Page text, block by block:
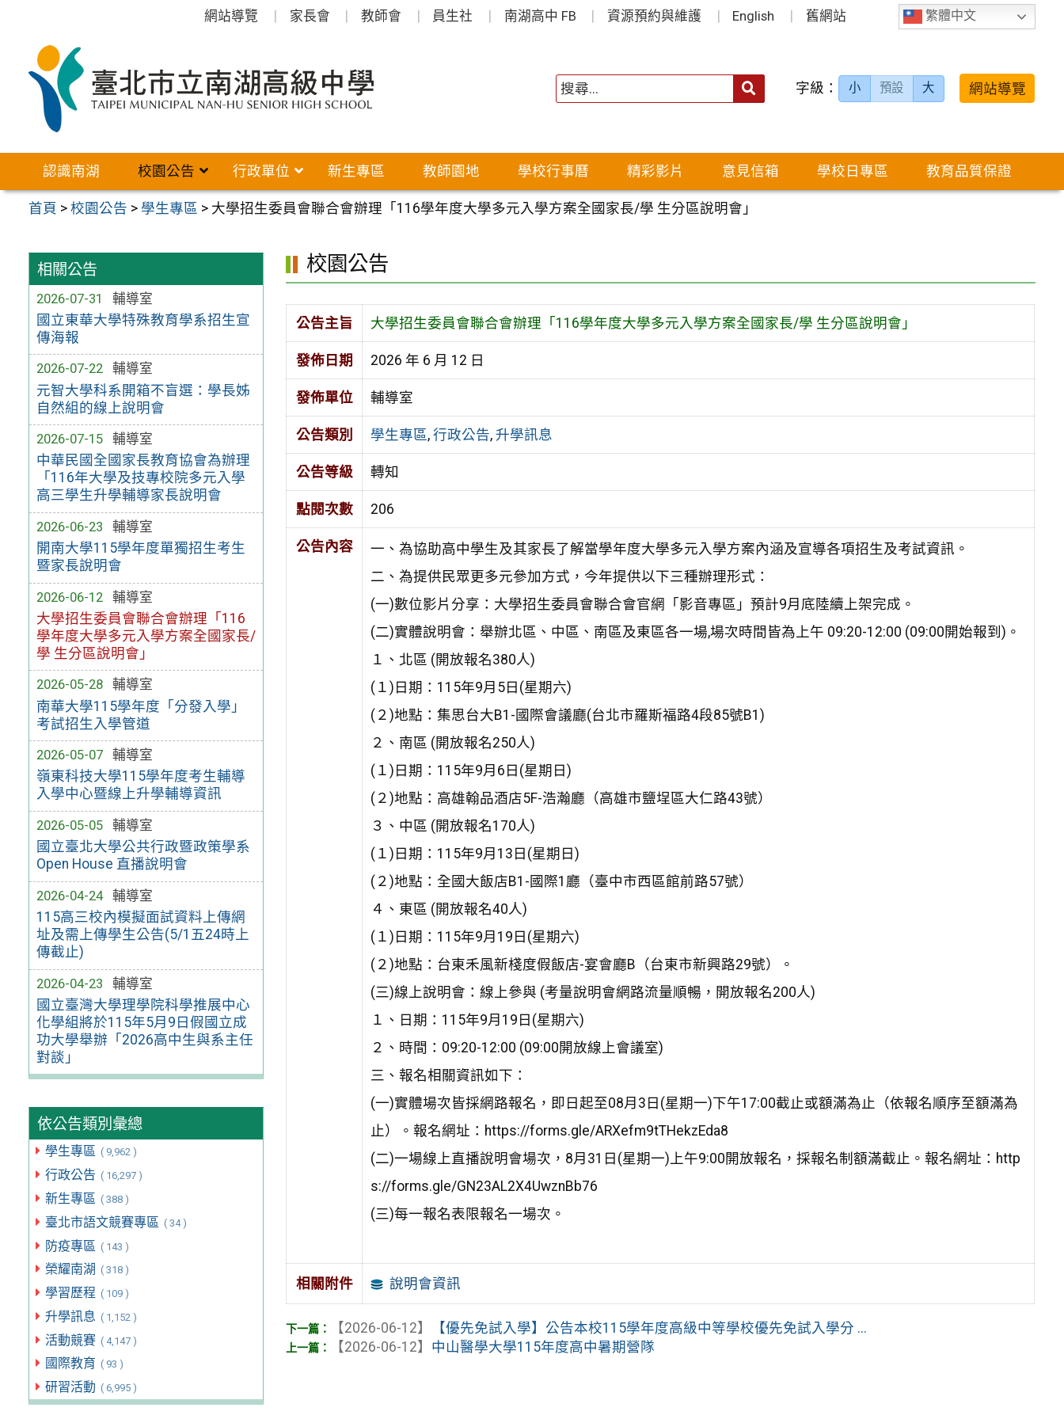
繁體中文
網站導覽 家長會 教師會 員生社 南湖高中 FB 資源預約與維護 English 舊網站
字級： 小 預設 大 網站導覽
認識南湖 校園公告 行政單位 新生專區 教師園地 學校行事曆 精彩影片 意見信箱 學校日專區 教育品質保證
首頁 >校園公告 > 學生專區 > 大學招生委員會聯合會辦理「116學年度大學多元入學方案全國家長/學 生分區說明會」
相關公告
2026-07-31
輔導室
國立東華大學特殊教育學系招生宣
傳海報
2026-07-22
輔導室
元智大學科系開箱不盲選：學長姊
自然組的線上說明會
2026-07-15
輔導室
中華民國全國家長教育協會為辦理
「116年大學及技專校院多元入學
高三學生升學輔導家長說明會
2026-06-23
輔導室
開南大學115學年度單獨招生考生
暨家長說明會
2026-06-12
輔導室
大學招生委員會聯合會辦理「116
學年度大學多元入學方案全國家長/
學 生分區說明會」
2026-05-28
輔導室
南華大學115學年度「分發入學」
考試招生入學管道
2026-05-07
輔導室
嶺東科技大學115學年度考生輔導
入學中心暨線上升學輔導資訊
2026-05-05
輔導室
國立臺北大學公共行政暨政策學系
Open House 直播說明會
2026-04-24
輔導室
115高三校內模擬面試資料上傳網
址及需上傳學生公告(5/1五24時上
傳截止)
2026-04-23
輔導室
國立臺灣大學理學院科學推展中心
化學組將於115年5月9日假國立成
功大學舉辦「2026高中生與系主任
對談」
依公告類別彙總
學生專區 ( 9,962 )
行政公告 ( 16,297 )
新生專區 ( 388 )
臺北市語文競賽專區 ( 34 )
防疫專區 ( 143 )
榮耀南湖 ( 318 )
學習歷程 ( 109 )
升學訊息 ( 1,152 )
活動競賽 ( 4,147 )
國際教育 ( 93 )
研習活動 ( 6,995 )
校園公告
公告主旨 大學招生委員會聯合會辦理「116學年度大學多元入學方案全國家長/學 生分區說明會」
發佈日期 2026 年 6 月 12 日
發佈單位 輔導室
公告類別 學生專區, 行政公告, 升學訊息
公告等級 轉知
點閱次數 206
公告內容
一、為協助高中學生及其家長了解當學年度大學多元入學方案內涵及宣導各項招生及考試資訊。
二、為提供民眾更多元參加方式，今年提供以下三種辦理形式：
(一)數位影片分享：大學招生委員會聯合會官網「影音專區」預計9月底陸續上架完成。
(二)實體說明會：舉辦北區、中區、南區及東區各一場,場次時間皆為上午 09:20-12:00 (09:00開始報到)。
１、北區 (開放報名380人)
(１)日期：115年9月5日(星期六)
(２)地點：集思台大B1-國際會議廳(台北市羅斯福路4段85號B1)
２、南區 (開放報名250人)
(１)日期：115年9月6日(星期日)
(２)地點：高雄翰品酒店5F-浩瀚廳（高雄市鹽埕區大仁路43號）
３、中區 (開放報名170人)
(１)日期：115年9月13日(星期日)
(２)地點：全國大飯店B1-國際1廳（臺中市西區館前路57號）
４、東區 (開放報名40人)
(１)日期：115年9月19日(星期六)
(２)地點：台東禾風新棧度假飯店-宴會廳B（台東市新興路29號）。
(三)線上說明會：線上參與 (考量說明會網路流量順暢，開放報名200人)
１、日期：115年9月19日(星期六)
２、時間：09:20-12:00 (09:00開放線上會議室)
三、報名相關資訊如下：
(一)實體場次皆採網路報名，即日起至08月3日(星期一)下午17:00截止或額滿為止（依報名順序至額滿為
止）。報名網址：https://forms.gle/ARXefm9tTHekzEda8
(二)一場線上直播說明會場次，8月31日(星期一)上午9:00開放報名，採報名制額滿截止。報名網址：http
s://forms.gle/GN23AL2X4UwznBb76
(三)每一報名表限報名一場次。
相關附件 說明會資訊
【2026-06-12】
【優先免試入學】公告本校115學年度高級中等學校優先免試入學分 ...
【2026-06-12】 中山醫學大學115年度高中暑期營隊